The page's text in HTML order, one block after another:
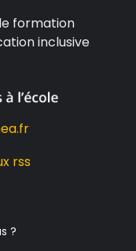
formation
inclusive
rss
?